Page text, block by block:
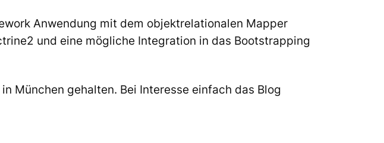
Anwendung mit dem objektrelationalen Mapper
und eine mögliche Integration in das Bootstrapping
München gehalten. Bei Interesse einfach das Blog